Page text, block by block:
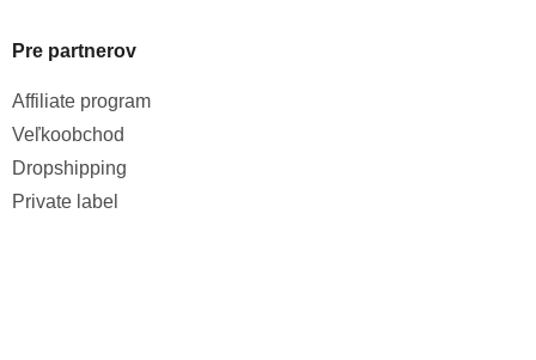
Pre partnerov
Affiliate program
Veľkoobchod
Dropshipping
Private label